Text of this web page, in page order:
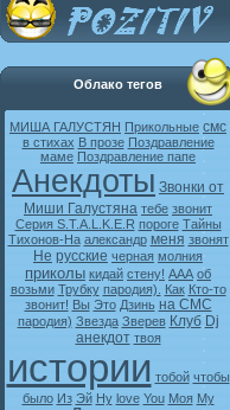
Облако тегов
МИША ГАЛУСТЯН Прикольные смс
в стихах В прозе Поздравление
маме Поздравление папе
Анекдоты Звонки от
Миши Галустяна тебе звонит
Серия S.T.A.L.K.E.R пороге Тайны
Тихонов-На александр меня звонят
Не русские черная молния
приколы кидай стену! ААА об
возьми Трубку пародия). Как Кто-то
звонит! Вы Это Дзинь на СМС
пародия) Звезда Зверев Клуб Dj
анекдот твоя
истории тобой чтобы
было Из Эй Ну love You Моя My